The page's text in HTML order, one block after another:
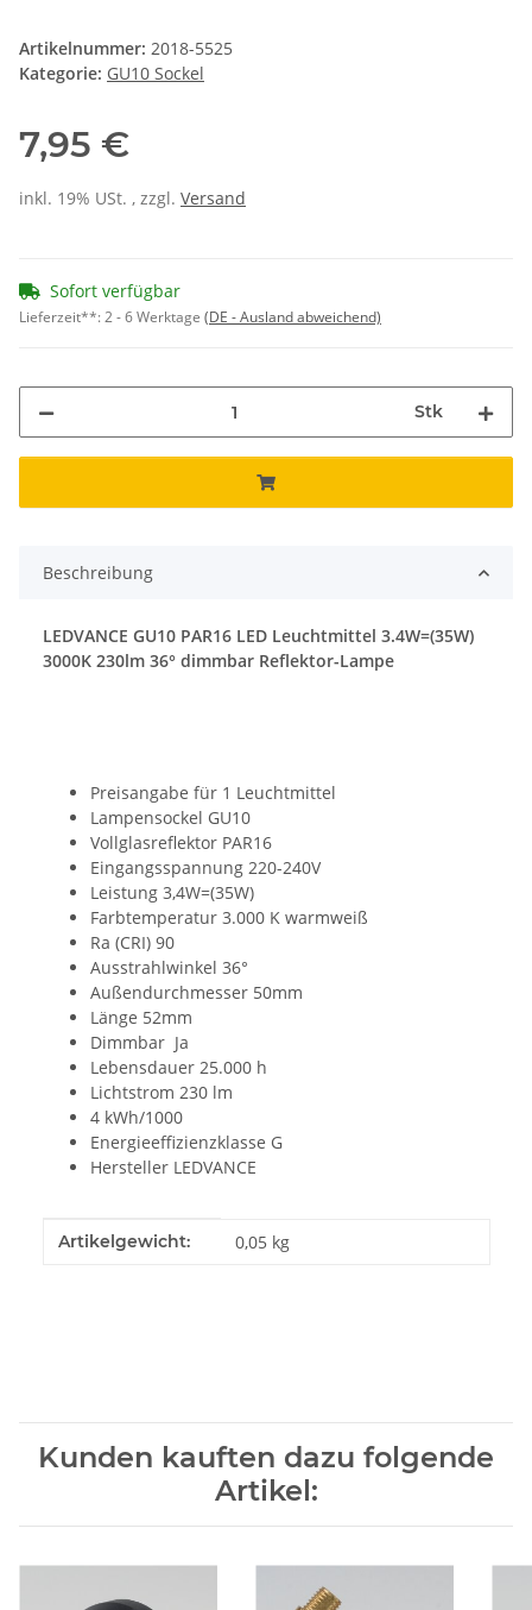
Artikelnummer: 2018-5525
Kategorie: GU10 Sockel
7,95 €
inkl. 19% USt. , zzgl. Versand
Sofort verfügbar
Lieferzeit**:2 - 6 Werktage (DE - Ausland abweichend)
Stk
Beschreibung
LEDVANCE GU10 PAR16 LED Leuchtmittel 3.4W=(35W)
3000K 230lm 36° dimmbar Reflektor-Lampe
Preisangabe für 1 Leuchtmittel
Lampensockel GU10
Vollglasreflektor PAR16
Eingangsspannung 220-240V
Leistung 3,4W=(35W)
Farbtemperatur 3.000 K warmweiß
Ra (CRI) 90
Ausstrahlwinkel 36°
Außendurchmesser 50mm
Länge 52mm
Dimmbar Ja
Lebensdauer 25.000 h
Lichtstrom 230 lm
4 kWh/1000
Energieeffizienzklasse G
Hersteller LEDVANCE
Produkteigenschaft
Wert
Artikelgewicht: 0,05 kg
Kunden kauften dazu folgende
Artikel: